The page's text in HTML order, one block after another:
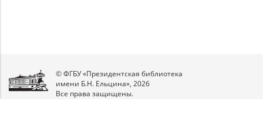
© ФГБУ «Президентская библиотека
имени Б.Н. Ельцина», 2026
Все права защищены.